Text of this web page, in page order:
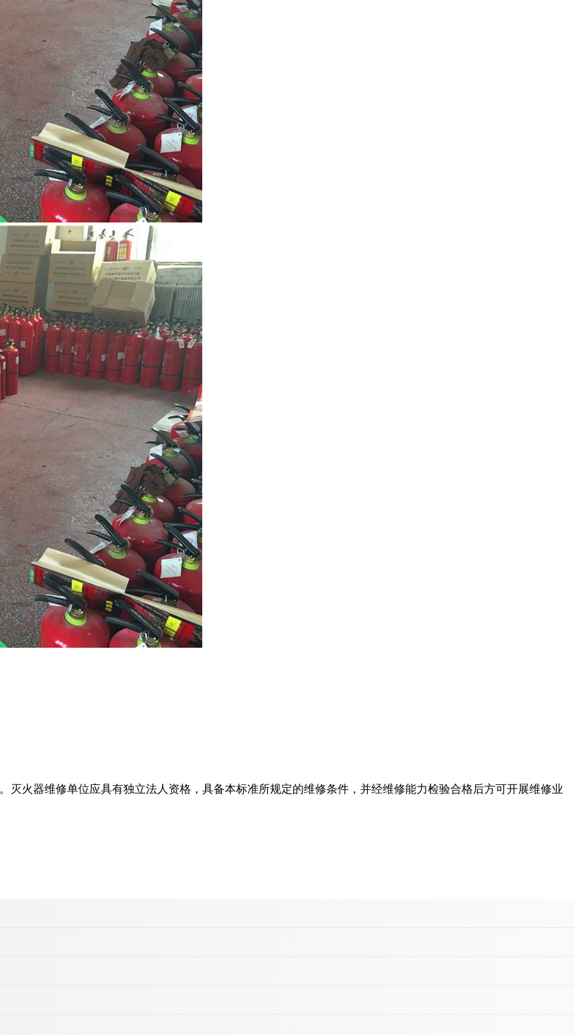
火器维修单位应具有独立法人资格，具备本标准所规定的维修条件，并经维修能力检验合格后方可开展维修业